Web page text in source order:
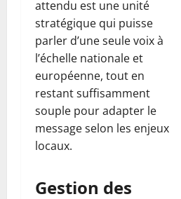
attendu est une unité
stratégique qui puisse
parler d’une seule voix à
l’échelle nationale et
européenne, tout en
restant suffisamment
souple pour adapter le
message selon les enjeux
locaux.
Gestion des